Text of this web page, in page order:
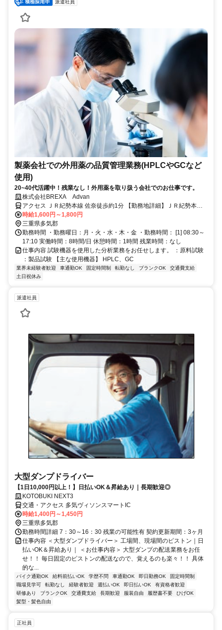
派遣社員
製薬会社での外用薬の品質管理業務(HPLCやGCなど
使用)
20~40代活躍中！残業なし！外用薬を取り扱う会社でのお仕事です。
株式会社BREXA Advan
アクセス ＪＲ紀勢本線 佐奈徒歩約1分 【勤務地詳細】ＪＲ紀勢本線
『佐奈駅』より車で5分 ＊車通勤可
時給1,600円～1,800円
三重県多気郡
勤務時間 ・勤務曜日：月・火・水・木・金 ・勤務時間： [1] 08:30～
17:10 実働時間：8時間/日 休憩時間：1時間 残業時間：なし
仕事内容 試験機器を使用した分析業務をお任せします。 ：原料試験
：製品試験 【主な使用機器】 HPLC、GC
業界未経験者歓迎 車通勤OK 固定時間制 転勤なし ブランクOK
交通費支給
土日祝休み
派遣社員
大型ダンプドライバー
【1日10,000円以上！】日払いOK＆昇給あり｜長期歓迎◎
KOTOBUKI NEXT3
交通・アクセス 多気ヴィソンスマートIC
時給1,400円～1,450円
三重県多気郡
勤務時間詳細 7：30～16：30 残業の可能性有 契約更新期間：3ヶ月
仕事内容 ＜大型ダンプドライバー＞ 工場間、現場間のピストン｜日
払いOK＆昇給あり｜ ＜お仕事内容＞ 大型ダンプの配送業務をお任
せ！！ 毎日固定のピストンの配送なので、覚えるのも楽々！！ 具体
的な...
バイク通勤OK 給料前払いOK 学歴不問 車通勤OK 即日勤務OK
固定時間制
職場見学可
転勤なし 経験者歓迎 週払いOK 即日払いOK
有資格者歓迎
研修あり
ブランクOK 交通費支給 長期歓迎 服装自由 履歴書不要
ひげOK
髪型・髪色自由
正社員